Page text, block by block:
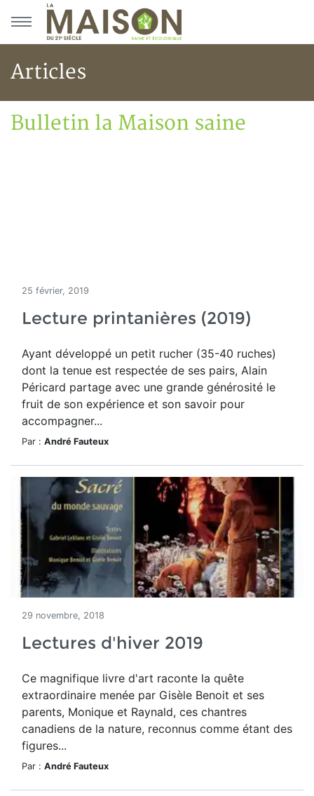
Aller au menu principal
Aller au contenu principal
Articles
Accueil
Bulletin la Maison saine
25 février, 2019
Lecture printanières (2019)
Ayant développé un petit rucher (35-40 ruches)
dont la tenue est respectée de ses pairs, Alain
Péricard partage avec une grande générosité le
fruit de son expérience et son savoir pour
accompagner...
Par : André Fauteux
29 novembre, 2018
Lectures d'hiver 2019
Ce magnifique livre d'art raconte la quête
extraordinaire menée par Gisèle Benoit et ses
parents, Monique et Raynald, ces chantres
canadiens de la nature, reconnus comme étant des
figures...
Par : André Fauteux